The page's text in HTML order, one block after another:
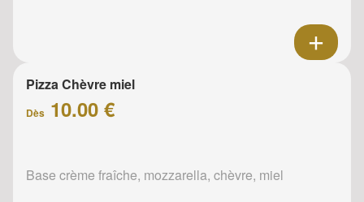
Pizza Chèvre miel
Dès 10.00 €
Base crème fraîche, mozzarella, chèvre, miel